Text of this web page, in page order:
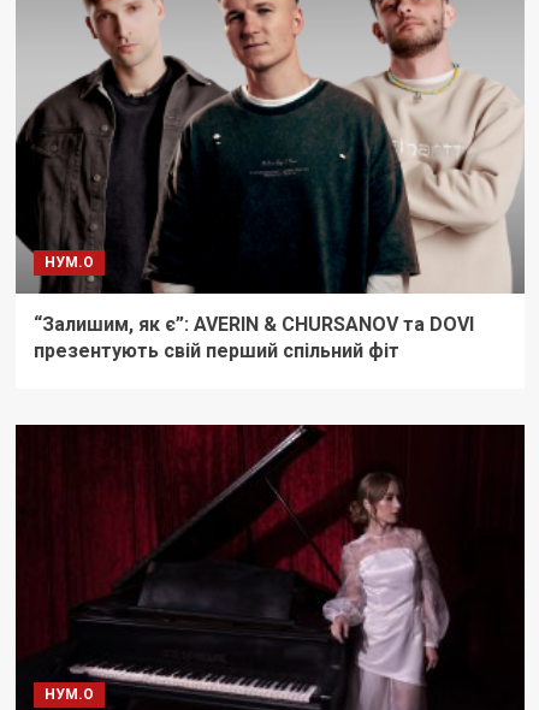
НУМ.О
“Залишим, як є”: AVERIN & CHURSANOV та DOVI
презентують свій перший спільний фіт
НУМ.О